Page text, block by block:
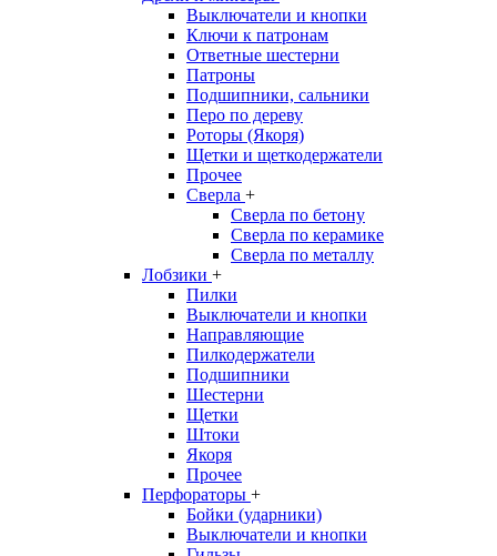
Выключатели и кнопки
Ключи к патронам
Ответные шестерни
Патроны
Подшипники, сальники
Перо по дереву
Роторы (Якоря)
Щетки и щеткодержатели
Прочее
Сверла +
Сверла по бетону
Сверла по керамике
Сверла по металлу
Лобзики +
Пилки
Выключатели и кнопки
Направляющие
Пилкодержатели
Подшипники
Шестерни
Щетки
Штоки
Якоря
Прочее
Перфораторы +
Бойки (ударники)
Выключатели и кнопки